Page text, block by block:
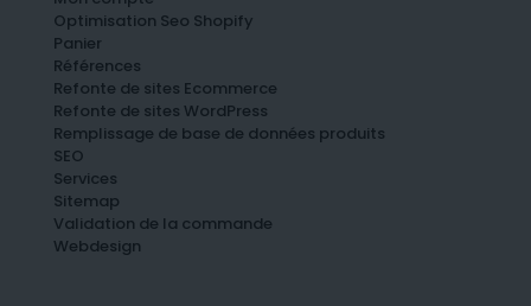
Optimisation Seo Shopify
Panier
Références
Refonte de sites Ecommerce
Refonte de sites WordPress
Remplissage de base de données produits
SEO
Services
Sitemap
Validation de la commande
Webdesign